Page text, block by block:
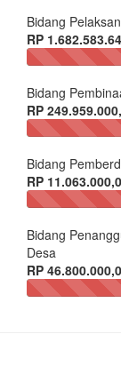
Bidang
RP
Bidang
RP
Bidang
RP
Bidang
Desa
RP